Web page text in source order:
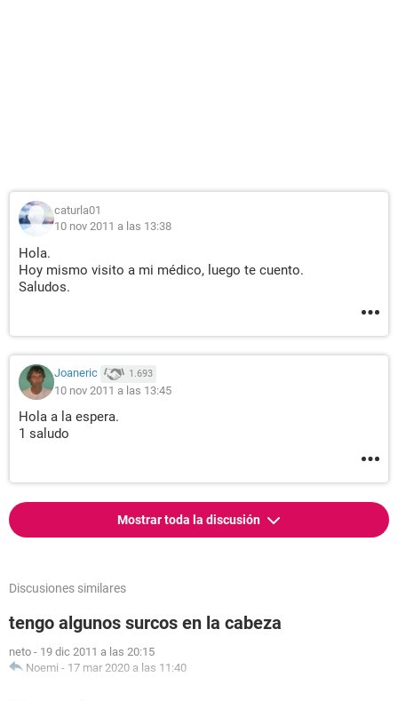
caturla01
10 nov 2011 a las 13:38
Hola.
Hoy mismo visito a mi médico, luego te cuento.
Saludos.
Joaneric 1.693
10 nov 2011 a las 13:45
Hola a la espera.
1 saludo
Mostrar toda la discusión
Discusiones similares
tengo algunos surcos en la cabeza
neto - 19 dic 2011 a las 20:15
Noemi - 17 mar 2020 a las 11:40